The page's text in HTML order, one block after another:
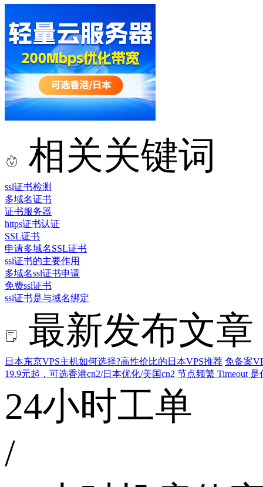
相关关键词
ssl证书检测
多域名证书
证书服务器
https证书认证
SSL证书
申请多域名SSL证书
ssl证书的主要作用
多域名ssl证书申请
免费ssl证书
ssl证书是与域名绑定
最新发布文章
日本东京VPS主机如何选择?高性价比的日本VPS推荐 免备案
19.9元起，可选香港cn2/日本优化/美国cn2 节点频繁 Timeout
24小时工单
/